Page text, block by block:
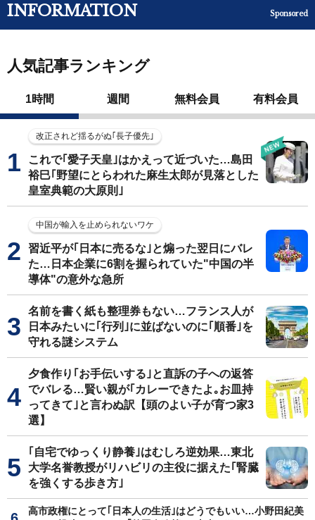
INFORMATION Sponsored
人気記事ランキング
1時間 週間 無料会員 有料会員
改正されど揺るがぬ｢長子優先｣
これで｢愛子天皇｣はかえって近づいた…島田
裕巳｢野望にとらわれた麻生太郎が見落とした
皇室典範の大原則｣
中国が輸入を止められないワケ
習近平が｢日本に売るな｣と煽った翌日にバレ
た…日本企業に6割を握られていた"中国の半
導体"の意外な急所
名前を書く紙も整理券もない…フランス人が
日本みたいに｢行列｣に並ばないのに｢順番｣を
守れる謎システム
夕食作り｢お手伝いする｣と直訴の子への返答
でバレる…賢い親が｢カレーできたよ｡お皿持
ってきて｣と言わぬ訳【頭のよい子が育つ家3
選】
｢自宅でゆっくり静養｣はむしろ逆効果…東北
大学名誉教授がリハビリの主役に据えた｢腎臓
を強くする歩き方｣
高市政権にとって｢日本人の生活｣はどうでもいい…小野田紀美